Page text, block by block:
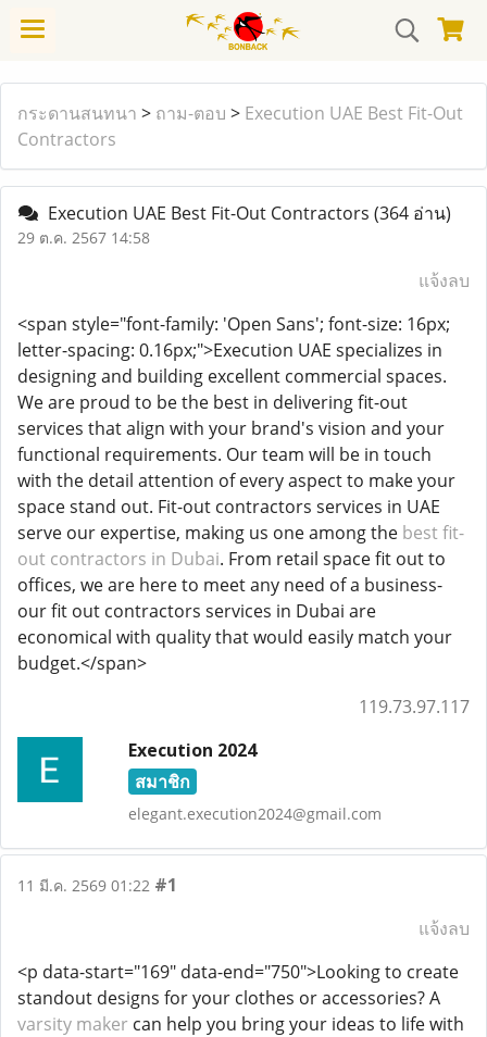
กระดานสนทนา > ถาม-ตอบ > Execution UAE Best Fit-Out
Contractors
Execution UAE Best Fit-Out Contractors (364 อ่าน)
29 ต.ค. 2567 14:58
แจ้งลบ
<span style="font-family: 'Open Sans'; font-size: 16px;
letter-spacing: 0.16px;">Execution UAE specializes in
designing and building excellent commercial spaces.
We are proud to be the best in delivering fit-out
services that align with your brand's vision and your
functional requirements. Our team will be in touch
with the detail attention of every aspect to make your
space stand out. Fit-out contractors services in UAE
serve our expertise, making us one among the best fit-
out contractors in Dubai. From retail space fit out to
offices, we are here to meet any need of a business-
our fit out contractors services in Dubai are
economical with quality that would easily match your
budget.</span>
119.73.97.117
Execution 2024
สมาชิก
elegant.execution2024@gmail.com
11 มี.ค. 2569 01:22 #1
แจ้งลบ
<p data-start="169" data-end="750">Looking to create
standout designs for your clothes or accessories? A
varsity maker can help you bring your ideas to life with